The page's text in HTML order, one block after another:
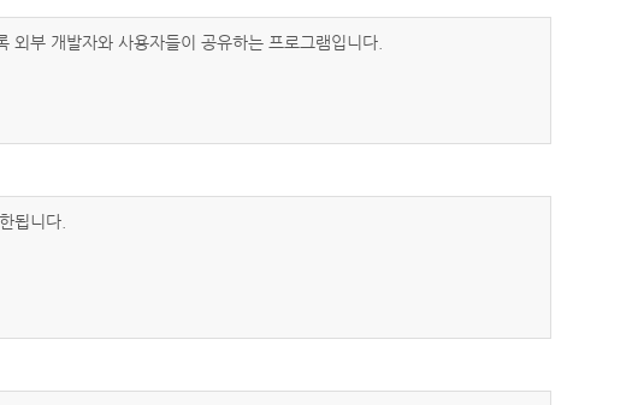
부 개발자와 사용자들이 공유하는 프로그램입니다.
됩니다.